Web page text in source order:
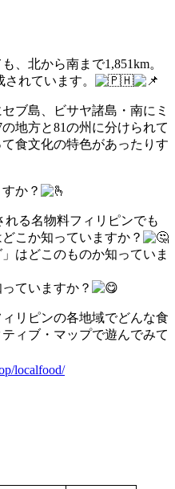
、北から南まで1,851km。
れています。
ブ島、ビサヤ諸島・南にミ
地方と81の州に分けられて
食文化の特色があったりす
か？
る名物料フィリピンでも
こか知っていますか？
はどこのものか知っていま
ていますか？
リピンの各地域でどんな食
ィブ・マップで遊んでみて
localfood/